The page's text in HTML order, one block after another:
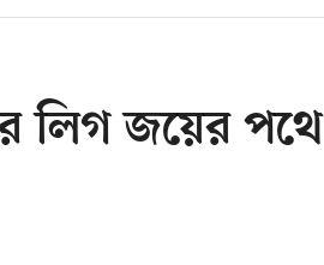
লিগ জয়ের পথে